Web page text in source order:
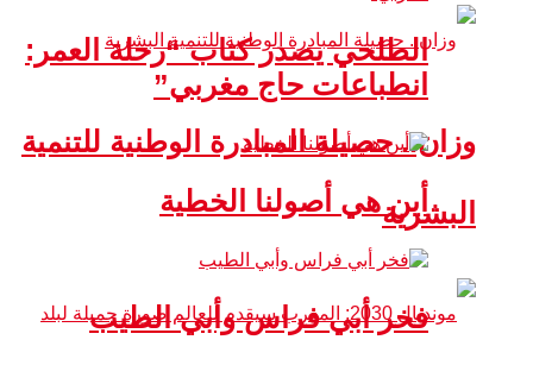
وزان.. حصيلة المبادرة الوطنية للتنمية
البشرية
الطلحي يصدر كتاب “رحلة العمر:
انطباعات حاج مغربي”
أين هي أصولنا الخطية
فخر أبي فراس وأبي الطيب